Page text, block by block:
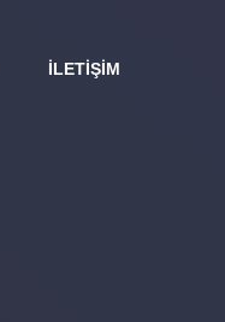
İLETIŞIM